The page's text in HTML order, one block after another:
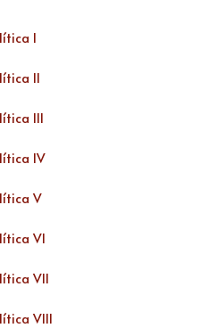
I
II
III
IV
V
VI
VII
VIII